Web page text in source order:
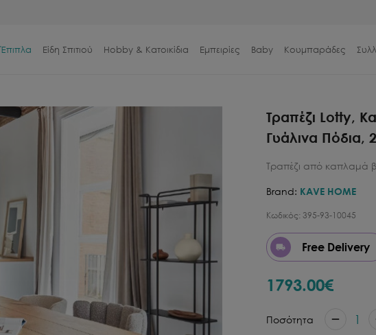
Έπιπλα Είδη Σπιτιού Hobby & Κατοικίδια Εμπειρίες Baby Κουμπαράδες
Τραπέζι Lotty,
Γυάλινα Πόδια,
Τραπέζι από καπλαμά
Brand: KAVE HOME
Κωδικός: 395-93-10045
Free Delivery
1793.00€
Ποσότητα 1